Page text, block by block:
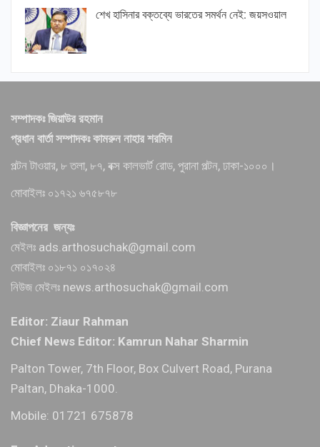
শেখ হাসিনার বক্তব্যে ভারতের সমর্থন নেই: জয়সওয়াল
সম্পাদকঃ জিয়াউর রহমান
প্রধান বার্তা সম্পাদকঃ কামরুন নাহার শরমিন
পল্টন টাওয়ার, ৮ তলা, ৮৭, বক্স কালভার্ট রোড, পুরানা পল্টন, ঢাকা-১০০০।
মোবাইলঃ ০১৭২১ ৬৭৫৮৭৮
বিজ্ঞাপনের জন্যঃ
মেইলঃ ads.arthosuchak@gmail.com
মোবাইলঃ ০১৮৭১ ০১৭০২৪
নিউজ মেইলঃ news.arthosuchak@gmail.com
Editor: Ziaur Rahman
Chief News Editor: Kamrun Nahar Sharmin
Palton Tower, 7th Floor, Box Culvert Road, Purana
Paltan, Dhaka-1000.
Mobile: 01721 675878